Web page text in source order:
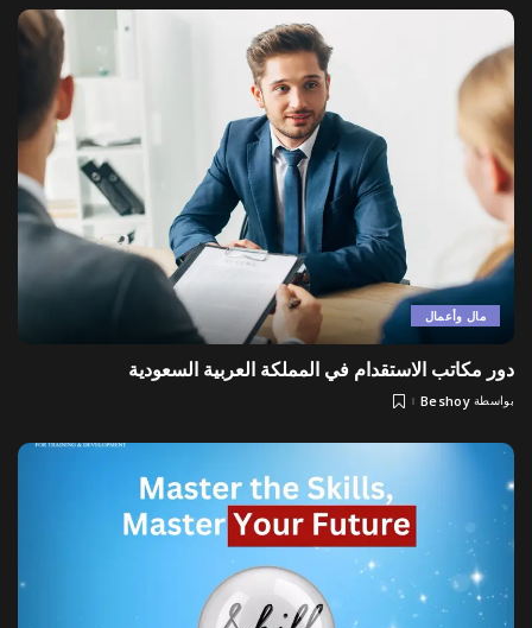
مال وأعمال
دور مكاتب الاستقدام في المملكة العربية السعودية
Posted
بواسطة Beshoy